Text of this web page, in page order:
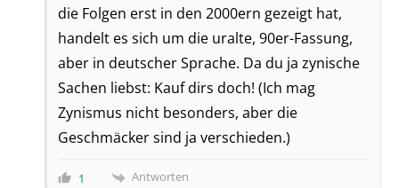
die Folgen erst in den 2000ern gezeigt hat,
handelt es sich um die uralte, 90er-Fassung,
aber in deutscher Sprache. Da du ja zynische
Sachen liebst: Kauf dirs doch! (Ich mag
Zynismus nicht besonders, aber die
Geschmäcker sind ja verschieden.)
1 Antworten